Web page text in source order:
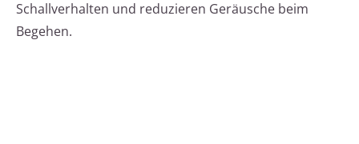
Schallverhalten und reduzieren Geräusche beim
Begehen.